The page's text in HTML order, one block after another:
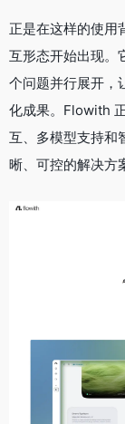
正是在这样的使用
互形态开始出现。
个问题并行展开，
化成果。Flowith
互、多模型支持和
晰、可控的解决方